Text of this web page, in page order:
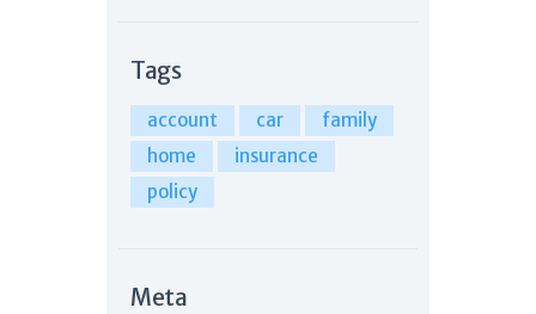
Tags
account car
family
home
insurance
policy
Meta